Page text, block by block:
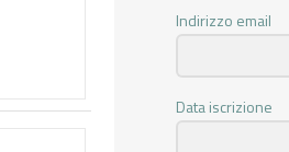
Indirizzo email
Data iscrizione